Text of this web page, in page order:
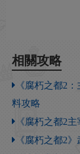
相關攻略
《腐朽之都2
料攻略
《腐朽之都2
《腐朽之都2